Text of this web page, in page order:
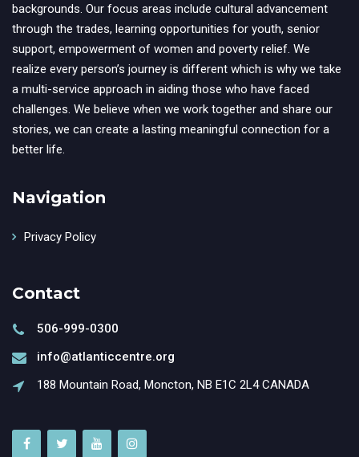
backgrounds. Our focus areas include cultural advancement
through the trades, learning opportunities for youth, senior
support, empowerment of women and poverty relief. We
realize every person’s journey is different which is why we take
a multi-service approach in aiding those who have faced
challenges. We believe when we work together and share our
stories, we can create a lasting meaningful connection for a
better life.
Navigation
Privacy Policy
Contact
506-999-0300
info@atlanticcentre.org
188 Mountain Road, Moncton, NB E1C 2L4 CANADA